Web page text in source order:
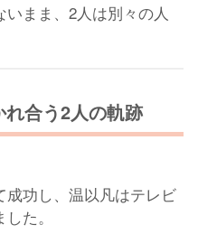
まま、2人は別々の人
合う2人の軌跡
功し、温以凡はテレビ
た。